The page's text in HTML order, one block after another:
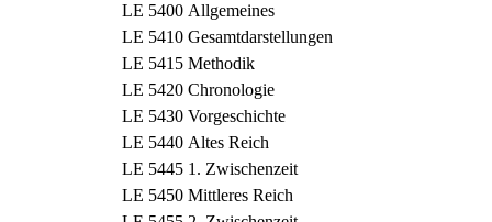
LE 5400 Allgemeines
LE 5410 Gesamtdarstellungen
LE 5415 Methodik
LE 5420 Chronologie
LE 5430 Vorgeschichte
LE 5440 Altes Reich
LE 5445 1. Zwischenzeit
LE 5450 Mittleres Reich